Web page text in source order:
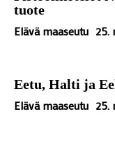
tuote
Elävä maaseutu 25.
Eetu, Halti ja
Elävä maaseutu 25.